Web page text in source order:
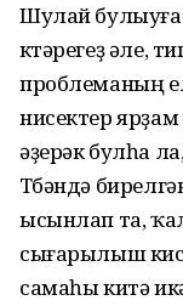
Шулай
күтәрегеҙ әле,
проблеманың
нисектер
әҙерәк булһа
Түбәндә
ысынлап та,
сығарылыш
самаһы китә